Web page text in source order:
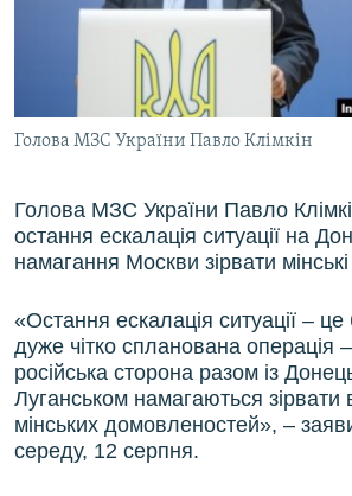
ВІДЕОУРОКИ «ELIFBE»
СВІДЧЕННЯ ОКУПАЦІЇ
УКРАЇНСЬКА ПРОБЛЕМА КРИМУ
ІНФОГРАФІКА
Qırımtatar
ДОЛУЧАЙСЯ!
Усі сайти RFE/RL
Голова МЗС України Павло Клімкін
Голова МЗС України Павло
остання ескалація ситуації на
намагання Москви зірвати
«Остання ескалація ситуації –
дуже чітко спланована операція
російська сторона разом із
Луганськом намагаються зірвати
мінських домовленостей», –
середу, 12 серпня.